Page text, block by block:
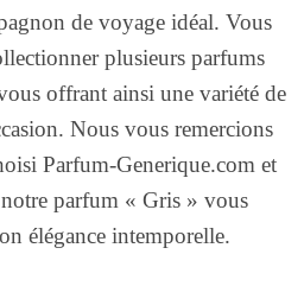
de voyage idéal. Vous
plusieurs parfums
offrant ainsi une variété de
Nous vous remercions
Parfum-Generique.com et
parfum « Gris » vous
élégance intemporelle.